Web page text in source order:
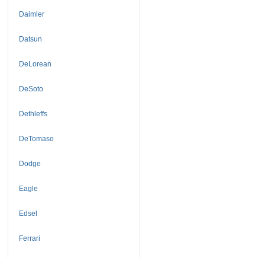
Daimler
Datsun
DeLorean
DeSoto
Dethleffs
DeTomaso
Dodge
Eagle
Edsel
Ferrari